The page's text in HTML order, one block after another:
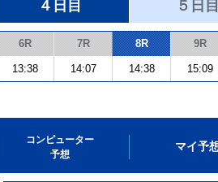
４日目 ５日目
6R 7R 8R 9R
13:38 14:07 14:38 15:09
コンピューター
予想
マイ予